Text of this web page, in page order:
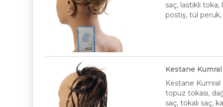
saç, lastikli toka,
postiş, tül
Kestane
Kestane Kumral
topuz tokası,
saç, tokalı saç,